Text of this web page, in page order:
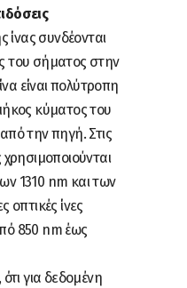
ίνας συνδέονται
του σήματος στην
είναι πολύτροπη
κύματος του
την πηγή. Στις
χρησιμοποιούνται
1310 nm και των
οπτικές ίνες
850 nm έως
για δεδομένη